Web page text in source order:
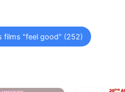
films "feel good" (252)